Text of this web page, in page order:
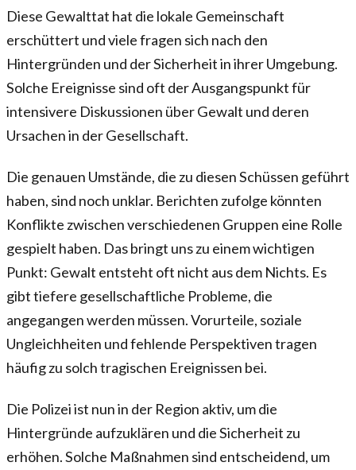
Diese Gewalttat hat die lokale Gemeinschaft
erschüttert und viele fragen sich nach den
Hintergründen und der Sicherheit in ihrer Umgebung.
Solche Ereignisse sind oft der Ausgangspunkt für
intensivere Diskussionen über Gewalt und deren
Ursachen in der Gesellschaft.
Die genauen Umstände, die zu diesen Schüssen geführt
haben, sind noch unklar. Berichten zufolge könnten
Konflikte zwischen verschiedenen Gruppen eine Rolle
gespielt haben. Das bringt uns zu einem wichtigen
Punkt: Gewalt entsteht oft nicht aus dem Nichts. Es
gibt tiefere gesellschaftliche Probleme, die
angegangen werden müssen. Vorurteile, soziale
Ungleichheiten und fehlende Perspektiven tragen
häufig zu solch tragischen Ereignissen bei.
Die Polizei ist nun in der Region aktiv, um die
Hintergründe aufzuklären und die Sicherheit zu
erhöhen. Solche Maßnahmen sind entscheidend, um